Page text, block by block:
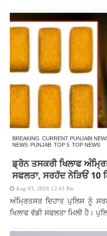
BREAKING CURRENT PUNJABI
NEWS PUNJAB TOP 5 TOP NEWS
ਡ੍ਰੋਨ ਤਸਕਰੀ ਖਿਲਾਫ
ਸਫਲਤਾ, ਸਰਹੱਦ ਨੇੜਿਓਂ 10
Aug 03, 2026 12:43 Pm
ਅੰਮ੍ਰਿਤਸਰ ਦਿਹਾਤ ਪੁਲਿਸ ਨੂੰ
ਖਿਲਾਫ ਵੱਡੀ ਸਫਲਤਾ ਮਿਲੀ ਹੈ।